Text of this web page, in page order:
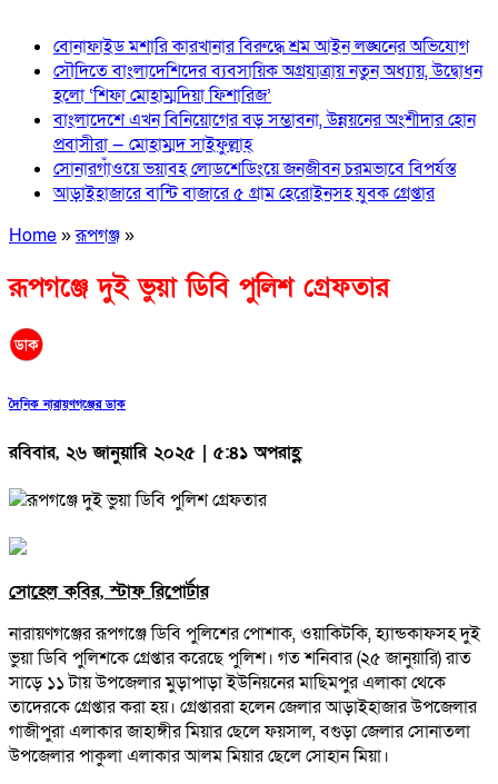
বোনাফাইড মশারি কারখানার বিরুদ্ধে শ্রম আইন লঙ্ঘনের অভিযোগ
সৌদিতে বাংলাদেশিদের ব্যবসায়িক অগ্রযাত্রায় নতুন অধ্যায়, উদ্বোধন
হলো ‘শিফা মোহাম্মদিয়া ফিশারিজ’
বাংলাদেশে এখন বিনিয়োগের বড় সম্ভাবনা, উন্নয়নের অংশীদার হোন
প্রবাসীরা — মোহাম্মদ সাইফুল্লাহ্
সোনারগাঁওয়ে ভয়াবহ লোডশেডিংয়ে জনজীবন চরমভাবে বিপর্যস্ত
আড়াইহাজারে বান্টি বাজারে ৫ গ্রাম হেরোইনসহ যুবক গ্রেপ্তার
Home»রূপগঞ্জ»
রূপগঞ্জে দুই ভুয়া ডিবি পুলিশ গ্রেফতার
দৈনিক নারায়ণগঞ্জের ডাক
রবিবার, ২৬ জানুয়ারি ২০২৫ | ৫:৪১ অপরাহ্ণ
সোহেল কবির, স্টাফ রিপোর্টার
নারায়ণগঞ্জের রূপগঞ্জে ডিবি পুলিশের পোশাক, ওয়াকিটকি, হ্যান্ডকাফসহ দুই
ভুয়া ডিবি পুলিশকে গ্রেপ্তার করেছে পুলিশ। গত শনিবার (২৫ জানুয়ারি) রাত
সাড়ে ১১ টায় উপজেলার মুড়াপাড়া ইউনিয়নের মাছিমপুর এলাকা থেকে
তাদেরকে গ্রেপ্তার করা হয়। গ্রেপ্তাররা হলেন জেলার আড়াইহাজার উপজেলার
গাজীপুরা এলাকার জাহাঙ্গীর মিয়ার ছেলে ফয়সাল, বগুড়া জেলার সোনাতলা
উপজেলার পাকুলা এলাকার আলম মিয়ার ছেলে সোহান মিয়া।